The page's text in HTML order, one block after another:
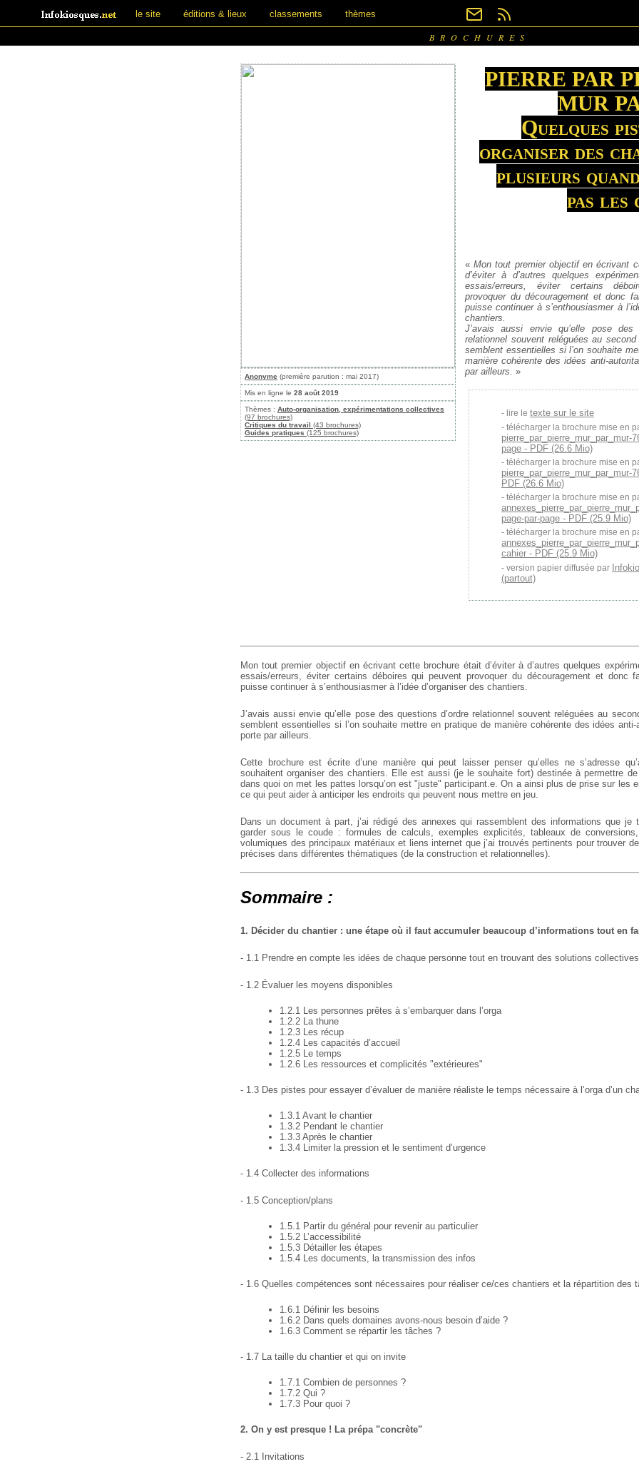
le site éditions & lieux classements thèmes
BROCHURES
Anonyme (première parution : mai 2017)
Mis en ligne le 28 août 2019
Thèmes : Auto-organisation, expérimentations collectives
(97 brochures)
Critiques du travail (43 brochures)
Guides pratiques (125 brochures)
PIERRE PAR
MUR
Quelques
organiser des
plusieurs
pas les
«Mon tout premier objectif en écrivant
d’éviter à d’autres quelques
essais/erreurs, éviter certains
provoquer du découragement et donc
puisse continuer à s’enthousiasmer à
chantiers.
J’avais aussi envie qu’elle pose des
relationnel souvent reléguées au
semblent essentielles si l’on souhaite
manière cohérente des idées anti-
par ailleurs. »
lire le texte sur le site
télécharger la brochure mise en
pierre_par_pierre_mur_par_mur-
page - PDF (26.6 Mio)
télécharger la brochure mise en
pierre_par_pierre_mur_par_mur-
PDF (26.6 Mio)
télécharger la brochure mise en
page-par-page - PDF (25.9 Mio)
télécharger la brochure mise en
cahier - PDF (25.9 Mio)
version papier diffusée par
(partout)
Mon tout premier objectif en écrivant cette brochure était d’éviter à d’autres quelques
essais/erreurs, éviter certains déboires qui peuvent provoquer du découragement et donc
puisse continuer à s’enthousiasmer à l’idée d’organiser des chantiers.
J’avais aussi envie qu’elle pose des questions d’ordre relationnel souvent reléguées au
semblent essentielles si l’on souhaite mettre en pratique de manière cohérente des idées anti-
porte par ailleurs.
Cette brochure est écrite d’une manière qui peut laisser penser qu’elles ne s’adresse
souhaitent organiser des chantiers. Elle est aussi (je le souhaite fort) destinée à permettre
dans quoi on met les pattes lorsqu’on est "juste" participant.e. On a ainsi plus de prise sur les
ce qui peut aider à anticiper les endroits qui peuvent nous mettre en jeu.
Dans un document à part, j’ai rédigé des annexes qui rassemblent des informations que je
garder sous le coude : formules de calculs, exemples explicités, tableaux de
volumiques des principaux matériaux et liens internet que j’ai trouvés pertinents pour trouver
précises dans différentes thématiques (de la construction et relationnelles).
Sommaire :
1. Décider du chantier : une étape où il faut accumuler beaucoup d’informations tout en
- 1.1 Prendre en compte les idées de chaque personne tout en trouvant des solutions collectives
- 1.2 Évaluer les moyens disponibles
1.2.1 Les personnes prêtes à s’embarquer dans l’orga
1.2.2 La thune
1.2.3 Les récup
1.2.4 Les capacités d’accueil
1.2.5 Le temps
1.2.6 Les ressources et complicités "extérieures"
- 1.3 Des pistes pour essayer d’évaluer de manière réaliste le temps nécessaire à l’orga d’un
1.3.1 Avant le chantier
1.3.2 Pendant le chantier
1.3.3 Après le chantier
1.3.4 Limiter la pression et le sentiment d’urgence
- 1.4 Collecter des informations
- 1.5 Conception/plans
1.5.1 Partir du général pour revenir au particulier
1.5.2 L’accessibilité
1.5.3 Détailler les étapes
1.5.4 Les documents, la transmission des infos
- 1.6 Quelles compétences sont nécessaires pour réaliser ce/ces chantiers et la répartition des
1.6.1 Définir les besoins
1.6.2 Dans quels domaines avons-nous besoin d’aide ?
1.6.3 Comment se répartir les tâches ?
- 1.7 La taille du chantier et qui on invite
1.7.1 Combien de personnes ?
1.7.2 Qui ?
1.7.3 Pour quoi ?
2. On y est presque ! La prépa "concrète"
- 2.1 Invitations